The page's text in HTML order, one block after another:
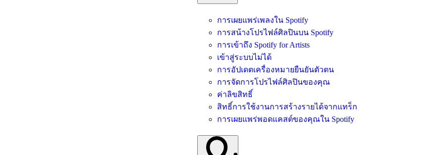
การเผยแพร่เพลงใน Spotify
การสน้างโปรไฟล์ศิลปินบน Spotify
การเข้าถึง Spotify for Artists
เข้าสู่ระบบไม่ได้
การอัปเดตเครื่องหมายยืนยันตัวตน
การจัดการโปรไฟล์ศิลปินของคุณ
ค่าลิขสิทธิ์
สิทธิ์การใช้งานการสร้างรายได้จากแทร็ก
การเผยแพร่พอดแคสต์ของคุณใน Spotify